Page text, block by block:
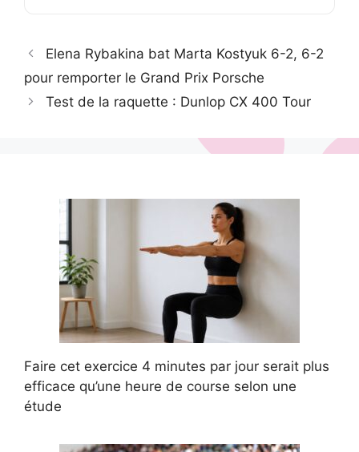
Elena Rybakina bat Marta Kostyuk 6-2, 6-2
pour remporter le Grand Prix Porsche
Test de la raquette : Dunlop CX 400 Tour
Faire cet exercice 4 minutes par jour serait plus
efficace qu’une heure de course selon une
étude